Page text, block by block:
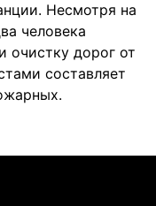
Несмотря на
человека
очистку дорог от
составляет